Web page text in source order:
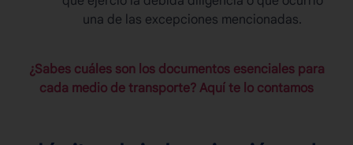
una de las excepciones mencionadas.
¿Sabes cuáles son los documentos esenciales para
cada medio de transporte? Aquí te lo contamos